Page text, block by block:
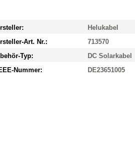
Helukabel
Art. Nr.:
713570
Typ:
DC Solarkabel
Nummer:
DE23651005